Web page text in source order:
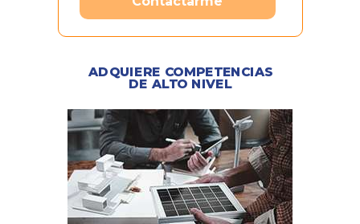
ADQUIERE COMPETENCIAS
DE ALTO NIVEL